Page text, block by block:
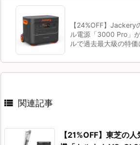
【24%OFF】Jackery
ル電源「3000 Pro」
ルで過去最大級の特価
 関連記事
【21%OFF】東芝の